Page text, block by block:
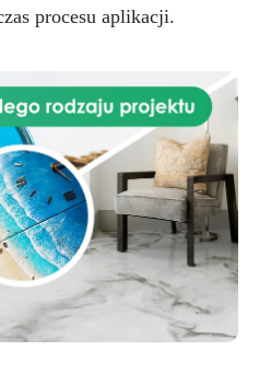
procesu aplikacji.